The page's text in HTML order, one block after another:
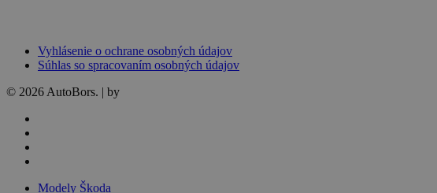
Vyhlásenie o ochrane osobných údajov
Súhlas so spracovaním osobných údajov
© 2026 AutoBors. | by
Close
Modely Škoda